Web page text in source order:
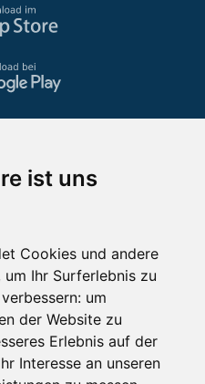
ist uns
Cookies und andere
Ihr Surferlebnis zu
um
der Website zu
Erlebnis auf der
Interesse an unseren
GmbH
- Angebote vergleichen
entdecken!